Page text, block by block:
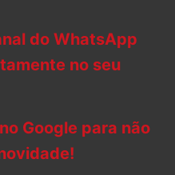
do WhatsApp
no seu
Google para não